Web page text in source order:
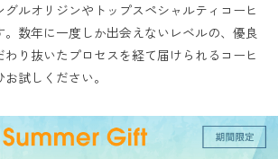
グルオリジンやトップスペシャルティコーヒ
数年に一度しか出会えないレベルの、優良
り抜いたプロセスを経て届けられるコーヒ
試しください。